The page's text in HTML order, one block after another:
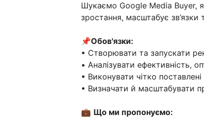
Шукаємо Google Media Buyer,
зростання, масштабує
📌Обов'язки:
• Створювати та запускати
• Аналізувати ефективність,
• Виконувати чітко
• Визначати й масштабувати
💼 Що ми пропонуємо: